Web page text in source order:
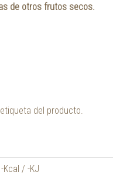
de otros frutos secos.
del producto.
Kcal / -KJ